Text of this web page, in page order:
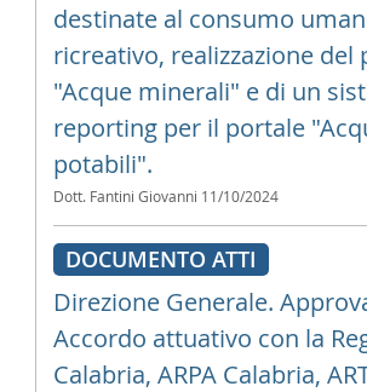
destinate al consumo
ricreativo, realizzazione del
"Acque minerali" e di un
reporting per il portale
potabili".
Dott. Fantini Giovanni 11/10/2024
DOCUMENTO ATTI
Direzione Generale.
Accordo attuativo con la
Calabria, ARPA Calabria,